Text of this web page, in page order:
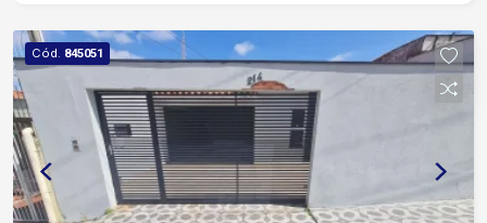
Cód. 845051